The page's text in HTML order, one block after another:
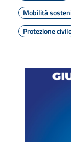
Mobilità
Protezione